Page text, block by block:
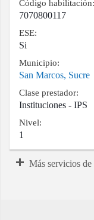
Código habilitación:
7070800117
ESE:
Si
Municipio:
San Marcos, Sucre
Clase prestador:
Instituciones - IPS
Nivel:
1
Más servicios